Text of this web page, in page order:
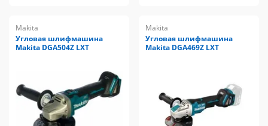
Makita
Угловая шлифмашина
Makita DGA504Z LXT
Makita
Угловая шлифмашина
Makita DGA469Z LXT